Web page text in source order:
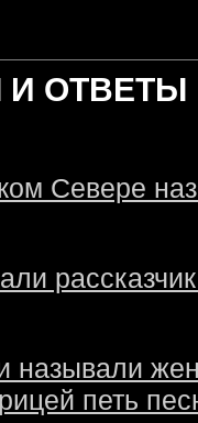
ОТВЕТЫ
Севере
называли
петь